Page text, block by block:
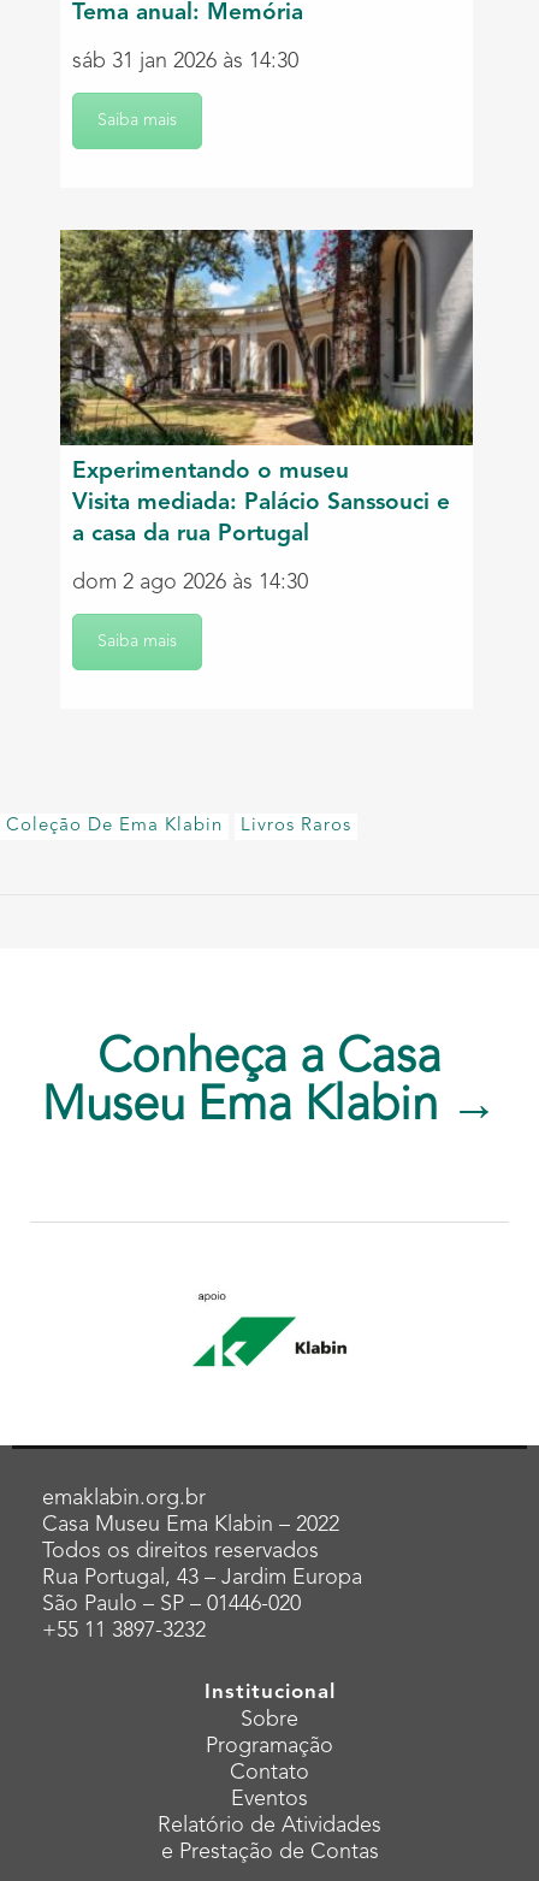
Tema anual: Memória
sáb 31 jan 2026 às 14:30
Saiba mais
Experimentando o museu
Visita mediada: Palácio Sanssouci e
a casa da rua Portugal
dom 2 ago 2026 às 14:30
Saiba mais
Coleção De Ema Klabin Livros Raros
Conheça a Casa
Museu Ema Klabin →
emaklabin.org.br
Casa Museu Ema Klabin – 2022
Todos os direitos reservados
Rua Portugal, 43 – Jardim Europa
São Paulo – SP – 01446-020
+55 11 3897-3232
Institucional
Sobre
Programação
Contato
Eventos
Relatório de Atividades
e Prestação de Contas